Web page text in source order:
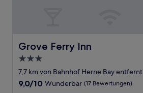
Grove Ferry Inn
Grove Ferry Inn
3.0-
Sterne-
Unterkunft
7,7 km von Bahnhof Herne Bay entfernt
9.0
9,0/10 Wunderbar (17 Bewertungen)